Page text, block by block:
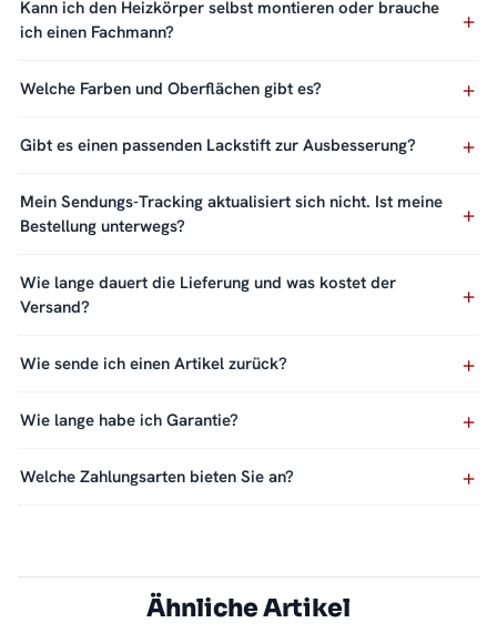
Kann ich den Heizkörper selbst montieren oder brauche
ich einen Fachmann?
Welche Farben und Oberflächen gibt es?
Gibt es einen passenden Lackstift zur Ausbesserung?
Mein Sendungs-Tracking aktualisiert sich nicht. Ist meine
Bestellung unterwegs?
Wie lange dauert die Lieferung und was kostet der
Versand?
Wie sende ich einen Artikel zurück?
Wie lange habe ich Garantie?
Welche Zahlungsarten bieten Sie an?
Ähnliche Artikel